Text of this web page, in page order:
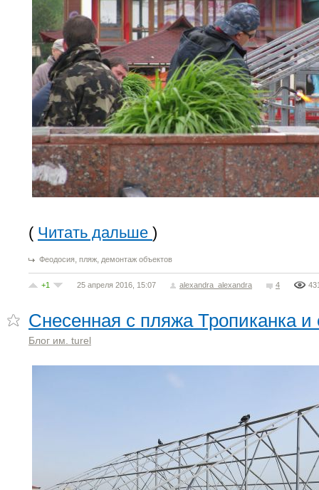
( Читать дальше )
Феодосия, пляж, демонтаж объектов
+1 25 апреля 2016, 15:07 alexandra_alexandra 4
Снесенная с пляжа Тропиканка и
Блог им. turel